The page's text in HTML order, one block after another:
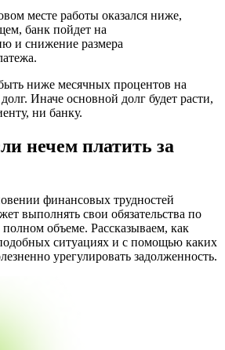
месте работы оказался ниже,
банк пойдет на
и снижение размера
ниже месячных процентов на
Иначе основной долг будет расти,
ни банку.
нечем платить за
финансовых трудностей
выполнять свои обязательства по
объеме. Рассказываем, как
ситуациях и с помощью каких
урегулировать задолженность.